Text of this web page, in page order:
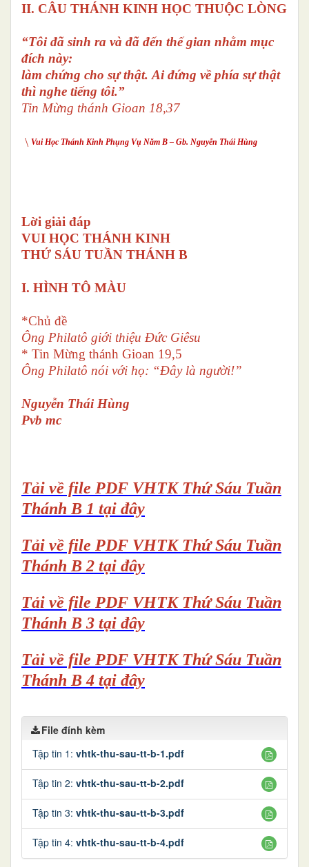
II. CÂU THÁNH KINH HỌC THUỘC LÒNG
“Tôi đã sinh ra và đã đến thế gian nhằm mục
đích này:
làm chứng cho sự thật. Ai đứng về phía sự thật
thì nghe tiếng tôi.”
Tin Mừng thánh Gioan 18,37
\ Vui Học Thánh Kinh Phụng Vụ Năm B – Gb. Nguyễn Thái Hùng
Lời giải đáp
VUI HỌC THÁNH KINH
THỨ SÁU TUẦN THÁNH B
I. HÌNH TÔ MÀU
*Chủ đề
Ông Philatô giới thiệu Đức Giêsu
* Tin Mừng thánh Gioan 19,5
Ông Philatô nói với họ: “Đây là người!”
Nguyễn Thái Hùng
Pvb mc
Tải về file PDF VHTK Thứ Sáu Tuần
Thánh B 1 tại đây
Tải về file PDF VHTK Thứ Sáu Tuần
Thánh B 2 tại đây
Tải về file PDF VHTK Thứ Sáu Tuần
Thánh B 3 tại đây
Tải về file PDF VHTK Thứ Sáu Tuần
Thánh B 4 tại đây
File đính kèm
Tập tin 1: vhtk-thu-sau-tt-b-1.pdf
Tập tin 2: vhtk-thu-sau-tt-b-2.pdf
Tập tin 3: vhtk-thu-sau-tt-b-3.pdf
Tập tin 4: vhtk-thu-sau-tt-b-4.pdf